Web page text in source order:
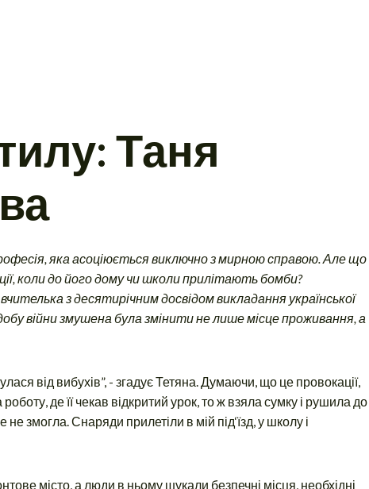
тилу: Таня
яка асоціюється виключно з мирною справою. Але що
коли до його дому чи школи прилітають бомби?
з десятирічним досвідом викладання української
війни змушена була змінити не лише місце проживання, а
від вибухів”, - згадує Тетяна. Думаючи, що це провокації,
де її чекав відкритий урок, то ж взяла сумку і рушила до
змогла. Снаряди прилетіли в мій під‘їзд, у школу і
місто, а люди в ньому шукали безпечні місця, необхідні